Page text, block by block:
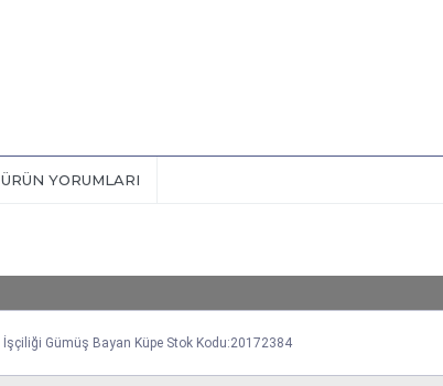
ÜRÜN YORUMLARI
İşçiliği Gümüş Bayan Küpe Stok Kodu:20172384